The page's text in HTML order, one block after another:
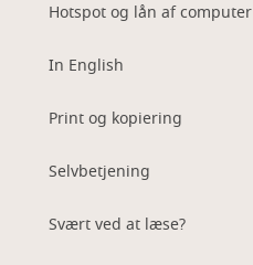
Hotspot og lån af computer
In English
Print og kopiering
Selvbetjening
Svært ved at læse?